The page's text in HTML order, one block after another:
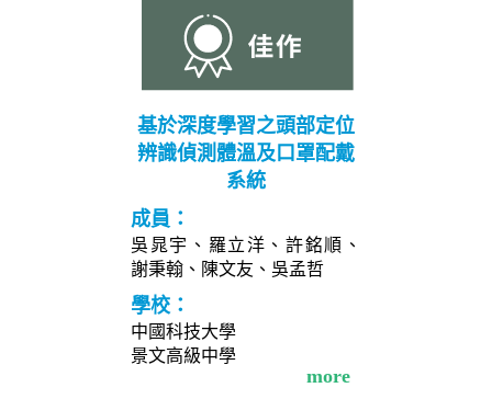
基於深度學習之頭部定位
辨識偵測體溫及口罩配戴
系統
成員：
吳晁宇、羅立洋、許銘順、
謝秉翰、陳文友、吳孟哲
學校：
中國科技大學
景文高級中學
more